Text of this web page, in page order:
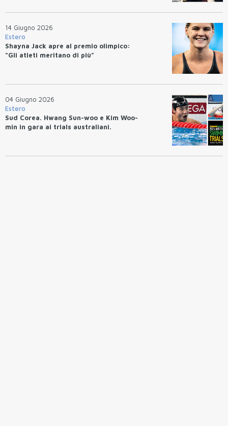
14 Giugno 2026
Estero
Shayna Jack apre al premio olimpico:
“Gli atleti meritano di più”
04 Giugno 2026
Estero
Sud Corea. Hwang Sun-woo e Kim Woo-
min in gara ai trials australiani.